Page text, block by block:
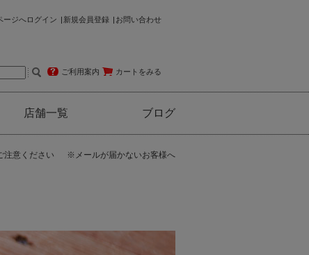
ージへログイン 新規会員登録 お問い合わせ
ご利用案内 カートをみる
店舗一覧 ブログ
注意ください ※メールが届かないお客様へ